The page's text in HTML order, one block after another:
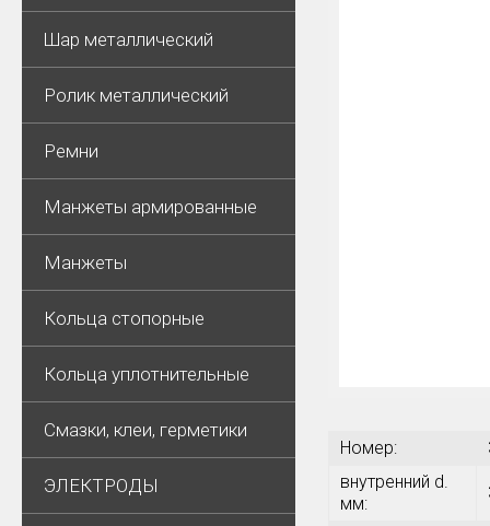
Шар металлический
Ролик металлический
Ремни
Манжеты армированные
Манжеты
Кольца стопорные
Кольца уплотнительные
Смазки, клеи, герметики
ЭЛЕКТРОДЫ
Номер:
внутренний d.
мм: